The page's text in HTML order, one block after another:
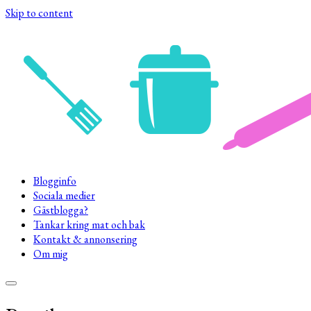
Skip to content
Blogginfo
Sociala medier
Gästblogga?
Tankar kring mat och bak
Kontakt & annonsering
Om mig